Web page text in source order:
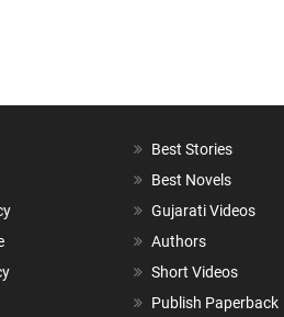
Best Stories
Best Novels
Gujarati Videos
Authors
Short Videos
Publish Paperback